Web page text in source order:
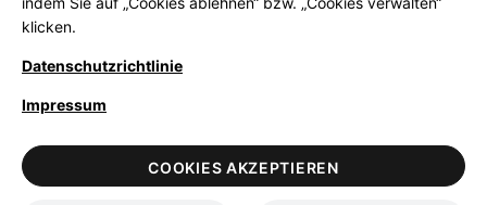
LegalDatenschutzrichtlinieZugänglichkeitHinweis zu Cookies
VerkaufsbedingungenNutzungsbedingungen
klicken.
Datenschutzrichtlinie
Impressum
COOKIES AKZEPTIEREN